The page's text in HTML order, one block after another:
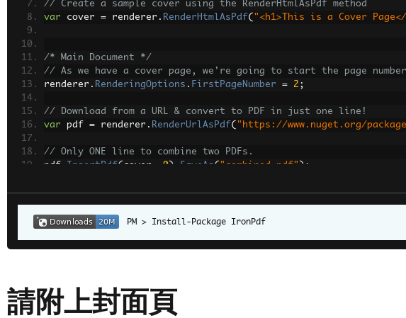
// Create a sample cover using the RenderHtmlAsPdf method
var cover = renderer . RenderHtmlAsPdf( "<h1>This is a Cover Page</
/* Main Document */
// As we have a cover page, we're going to start the page
renderer . RenderingOptions . FirstPageNumber = 2 ;
// Download from a URL & convert to PDF in just one line!
var pdf = renderer . RenderUrlAsPdf( "https://www.nuget.org/
// Only ONE line to combine two PDFs.
pdf
InsertPdf( cover 0 ). SaveAs( "combined.pdf" );
Install-Package IronPdf
請附上封面頁